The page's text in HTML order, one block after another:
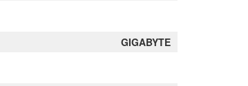
GIGABYTE